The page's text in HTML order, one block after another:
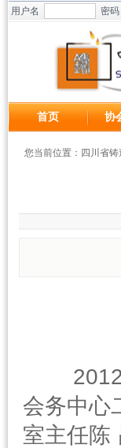
用户名 密码
首页 协
您当前位置： 四川省铸
会务中心
室主任陈